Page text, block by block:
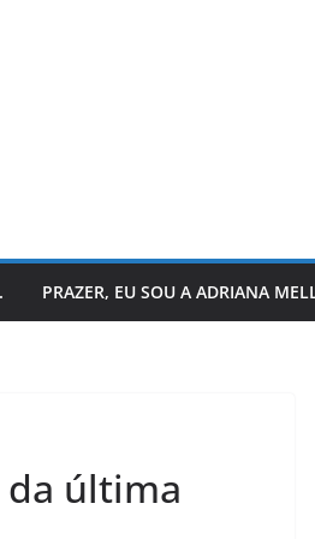
PRAZER, EU SOU A ADRIANA
da últimadois livros